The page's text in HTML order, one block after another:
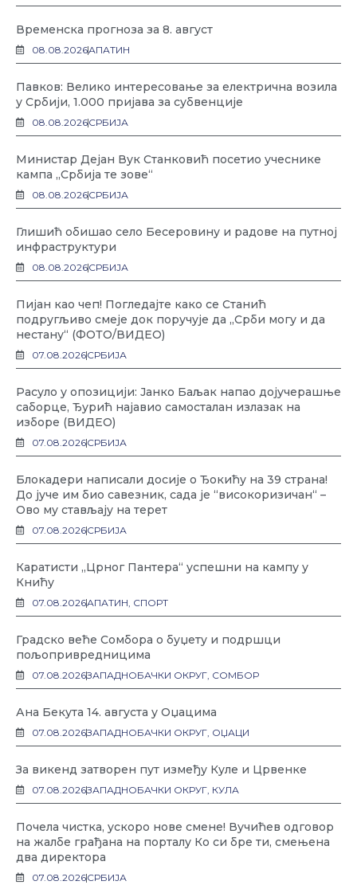
Временска прогноза за 8. август
08.08.2026АПАТИН
Павков: Велико интересовање за електрична возила
у Србији, 1.000 пријава за субвенције
08.08.2026СРБИЈА
Министар Дејан Вук Станковић посетио учеснике
кампа „Србија те зове“
08.08.2026СРБИЈА
Глишић обишао село Бесеровину и радове на путној
инфраструктури
08.08.2026СРБИЈА
Пијан као чеп! Погледајте како се Станић
подругљиво смеје док поручује да „Срби могу и да
нестану“ (ФОТО/ВИДЕО)
07.08.2026СРБИЈА
Расуло у опозицији: Јанко Баљак напао дојучерашње
саборце, Ђурић најавио самосталан излазак на
изборе (ВИДЕО)
07.08.2026СРБИЈА
Блокадери написали досије о Ђокићу на 39 страна!
До јуче им био савезник, сада је “високоризичан“ –
Ово му стављају на терет
07.08.2026СРБИЈА
Каратисти „Црног Пантера“ успешни на кампу у
Книћу
07.08.2026АПАТИН, СПОРТ
Градско веће Сомбора о буџету и подршци
пољопривредницима
07.08.2026ЗАПАДНОБАЧКИ ОКРУГ, СОМБОР
Ана Бекута 14. августа у Оџацима
07.08.2026ЗАПАДНОБАЧКИ ОКРУГ, ОЏАЦИ
За викенд затворен пут између Куле и Црвенке
07.08.2026ЗАПАДНОБАЧКИ ОКРУГ, КУЛА
Почела чистка, ускоро нове смене! Вучићев одговор
на жалбе грађана на порталу Ко си бре ти, смењена
два директора
07.08.2026СРБИЈА